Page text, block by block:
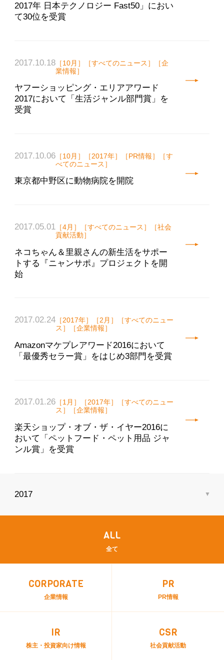
2017年 日本テクノロジー Fast50」におい
て30位を受賞
2017.10.18［10月］［すべてのニュース］［企
業情報］
ヤフーショッピング・エリアアワード
2017において「生活ジャンル部門賞」を
受賞
2017.10.06［10月］［2017年］［PR情報］［す
べてのニュース］
東京都中野区に動物病院を開院
2017.05.01 ［4月］［すべてのニュース］［社会
貢献活動］
ネコちゃん＆里親さんの新生活をサポー
トする『ニャンサポ』プロジェクトを開
始
2017.02.24［2017年］［2月］［すべてのニュー
ス］［企業情報］
Amazonマケプレアワード2016において
「最優秀セラー賞」をはじめ3部門を受賞
2017.01.26［1月］［2017年］［すべてのニュー
ス］［企業情報］
楽天ショップ・オブ・ザ・イヤー2016に
おいて「ペットフード・ペット用品 ジャ
ンル賞」を受賞
ALL
全て
CORPORATE
企業情報
PR
PR情報
IR
株主・投資家向け情報
CSR
社会貢献活動